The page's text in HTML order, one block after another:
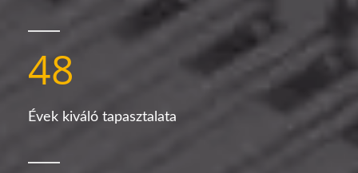
48
Évek kiváló tapasztalata